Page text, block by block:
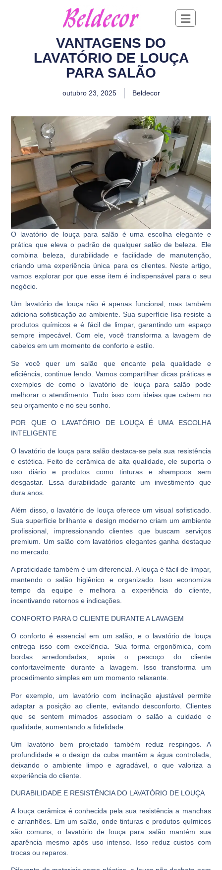
VANTAGENS DO
LAVATÓRIO DE LOUÇA
PARA SALÃO
outubro 23, 2025 Beldecor
O lavatório de louça para salão é uma escolha elegante e
prática que eleva o padrão de qualquer salão de beleza. Ele
combina beleza, durabilidade e facilidade de manutenção,
criando uma experiência única para os clientes. Neste artigo,
vamos explorar por que esse item é indispensável para o seu
negócio.
Um lavatório de louça não é apenas funcional, mas também
adiciona sofisticação ao ambiente. Sua superfície lisa resiste a
produtos químicos e é fácil de limpar, garantindo um espaço
sempre impecável. Com ele, você transforma a lavagem de
cabelos em um momento de conforto e estilo.
Se você quer um salão que encante pela qualidade e
eficiência, continue lendo. Vamos compartilhar dicas práticas e
exemplos de como o lavatório de louça para salão pode
melhorar o atendimento. Tudo isso com ideias que cabem no
seu orçamento e no seu sonho.
POR QUE O LAVATÓRIO DE LOUÇA É UMA ESCOLHA
INTELIGENTE
O lavatório de louça para salão destaca-se pela sua resistência
e estética. Feito de cerâmica de alta qualidade, ele suporta o
uso diário e produtos como tinturas e shampoos sem
desgastar. Essa durabilidade garante um investimento que
dura anos.
Além disso, o lavatório de louça oferece um visual sofisticado.
Sua superfície brilhante e design moderno criam um ambiente
profissional, impressionando clientes que buscam serviços
premium. Um salão com lavatórios elegantes ganha destaque
no mercado.
A praticidade também é um diferencial. A louça é fácil de limpar,
mantendo o salão higiênico e organizado. Isso economiza
tempo da equipe e melhora a experiência do cliente,
incentivando retornos e indicações.
CONFORTO PARA O CLIENTE DURANTE A LAVAGEM
O conforto é essencial em um salão, e o lavatório de louça
entrega isso com excelência. Sua forma ergonômica, com
bordas arredondadas, apoia o pescoço do cliente
confortavelmente durante a lavagem. Isso transforma um
procedimento simples em um momento relaxante.
Por exemplo, um lavatório com inclinação ajustável permite
adaptar a posição ao cliente, evitando desconforto. Clientes
que se sentem mimados associam o salão a cuidado e
qualidade, aumentando a fidelidade.
Um lavatório bem projetado também reduz respingos. A
profundidade e o design da cuba mantêm a água controlada,
deixando o ambiente limpo e agradável, o que valoriza a
experiência do cliente.
DURABILIDADE E RESISTÊNCIA DO LAVATÓRIO DE LOUÇA
A louça cerâmica é conhecida pela sua resistência a manchas
e arranhões. Em um salão, onde tinturas e produtos químicos
são comuns, o lavatório de louça para salão mantém sua
aparência mesmo após uso intenso. Isso reduz custos com
trocas ou reparos.